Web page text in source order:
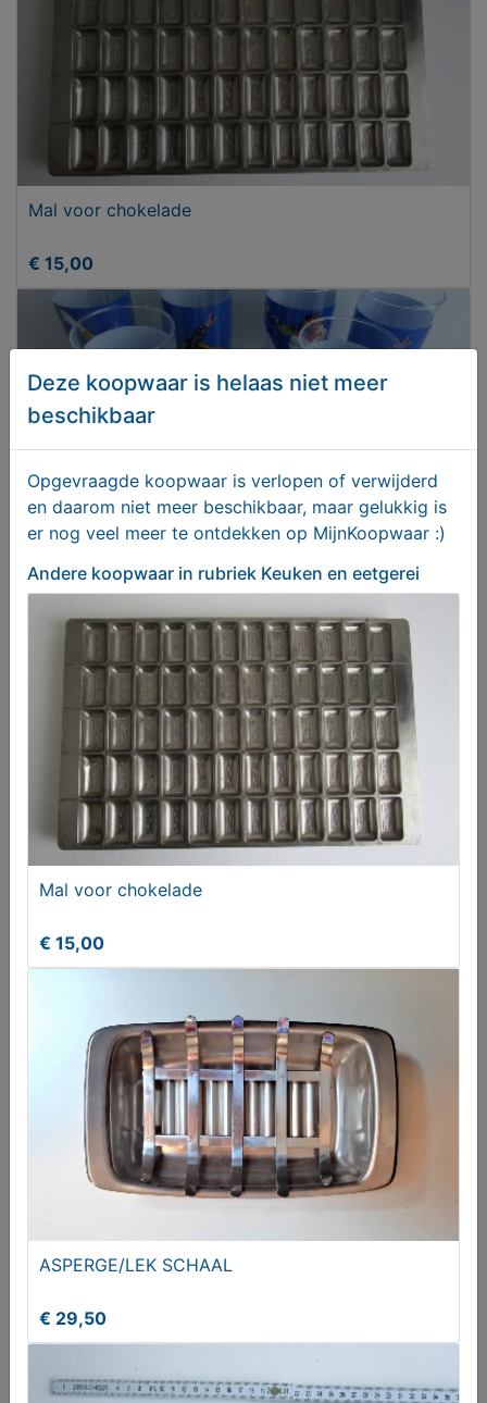
Mal voor chokelade
€ 15,00
Glaswerk diverse
T.e.a.b.
Messen Huishoud
TEAK HOUTEN PINDASTELLETJE
€ 49,50
Deze koopwaar is helaas niet meer
beschikbaar
Opgevraagde koopwaar is verlopen of verwijderd
en daarom niet meer beschikbaar, maar gelukkig is
er nog veel meer te ontdekken op MijnKoopwaar :)
Andere koopwaar in rubriek Keuken en eetgerei
Mal voor chokelade
€ 15,00
ASPERGE/LEK SCHAAL
€ 29,50